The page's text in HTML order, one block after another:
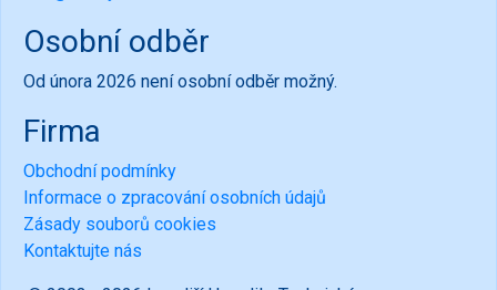
Osobní odběr
Od února 2026 není osobní odběr možný.
Firma
Obchodní podmínky
Informace o zpracování osobních údajů
Zásady souborů cookies
Kontaktujte nás